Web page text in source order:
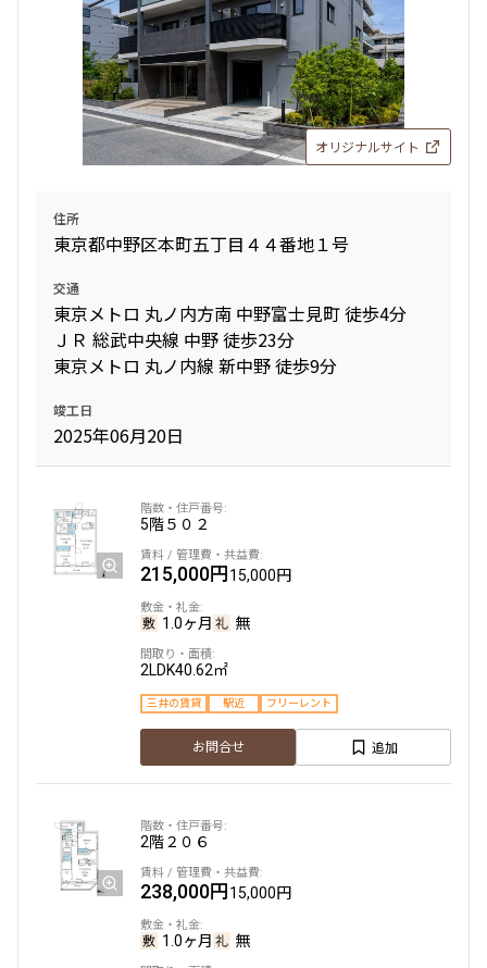
オリジナルサイト
住所
東京都中野区本町五丁目４４番地１号
交通
東京メトロ 丸ノ内方南 中野富士見町 徒歩4分
ＪＲ 総武中央線 中野 徒歩23分
東京メトロ 丸ノ内線 新中野 徒歩9分
竣工日
2025年06月20日
5階５０２
215,000円15,000円
1.0ヶ月 無
2LDK40.62㎡
三井の賃貸 駅近 フリーレント
お問合せ 追加
2階２０６
238,000円15,000円
1.0ヶ月 無